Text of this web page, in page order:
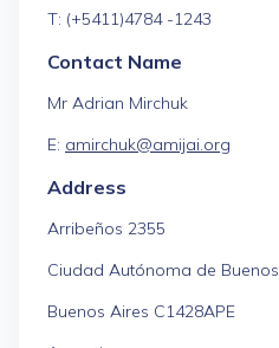
T: (+5411)4784 -1243
Contact Name
Mr Adrian Mirchuk
E: amirchuk@amijai.org
Address
Arribeños 2355
Ciudad Autónoma de
Buenos Aires C1428APE